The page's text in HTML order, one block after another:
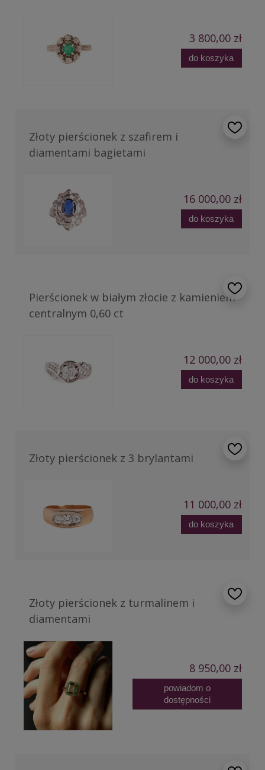
3 800,00 zł
do koszyka
Złoty pierścionek z szafirem i
diamentami bagietami
16 000,00 zł
do koszyka
Pierścionek w białym złocie z kamieniem
centralnym 0,60 ct
12 000,00 zł
do koszyka
Złoty pierścionek z 3 brylantami
11 000,00 zł
do koszyka
Złoty pierścionek z turmalinem i
diamentami
8 950,00 zł
powiadom o
dostępności